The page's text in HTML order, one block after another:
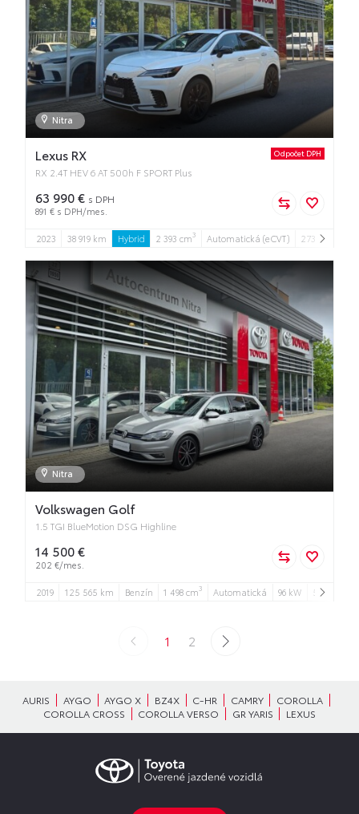
Nitra
Lexus RX
RX 2.4T HEV 6 AT 500h F SPORT Plus
Odpočet DPH
63 990 € s DPH
891 € s DPH/mes.
2023 38 919 km Hybrid 2 393 cm3 Automatická (eCVT) 273 kW
Nitra
Volkswagen Golf
1.5 TGI BlueMotion DSG Highline
14 500 €
202 €/mes.
2019 125 565 km Benzín 1 498 cm3 Automatická 96 kW 5
1 2
AURIS AYGO AYGO X BZ4X C-HR CAMRY
COROLLA
COROLLA CROSS
COROLLA VERSO GR YARIS LEXUS